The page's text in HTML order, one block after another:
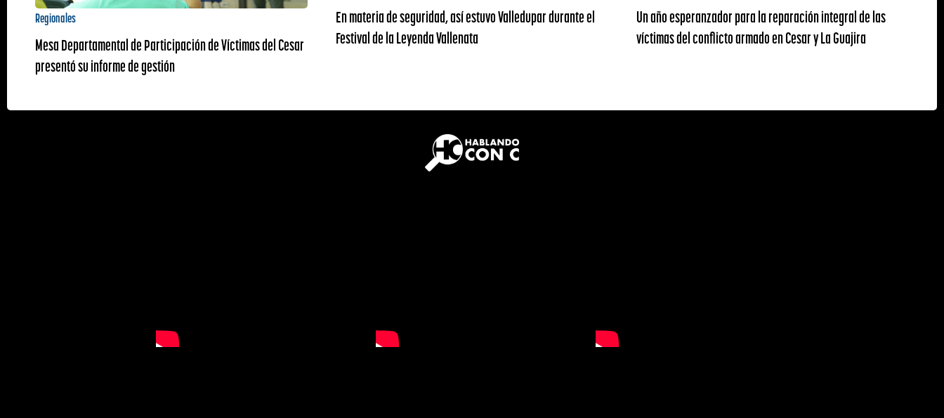
En materia de seguridad, así estuvo Valledupar durante el
Festival de la Leyenda Vallenata
Un año esperanzador para la reparación integral de las
víctimas del conflicto armado en Cesar y La Guajira
Regionales
Mesa Departamental de Participación de Víctimas del Cesar
presentó su informe de gestión